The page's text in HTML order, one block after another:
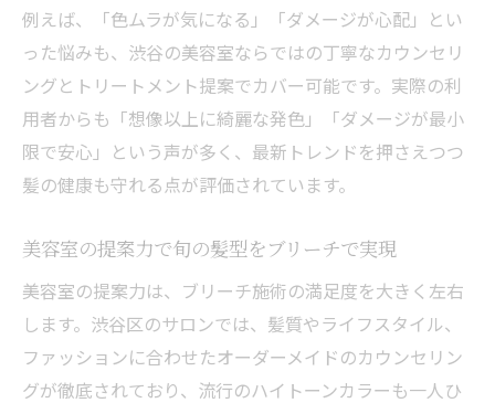
例えば、「色ムラが気になる」「ダメージが心配」とい
った悩みも、渋谷の美容室ならではの丁寧なカウンセリ
ングとトリートメント提案でカバー可能です。実際の利
用者からも「想像以上に綺麗な発色」「ダメージが最小
限で安心」という声が多く、最新トレンドを押さえつつ
髪の健康も守れる点が評価されています。
美容室の提案力で旬の髪型をブリーチで実現
美容室の提案力は、ブリーチ施術の満足度を大きく左右
します。渋谷区のサロンでは、髪質やライフスタイル、
ファッションに合わせたオーダーメイドのカウンセリン
グが徹底されており、流行のハイトーンカラーも一人ひ